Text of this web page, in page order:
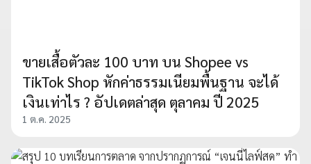
ขายเสื้อตัวละ 100 บาท บน Shopee vs
TikTok Shop หักค่าธรรมเนียมพื้นฐาน จะได้
เงินเท่าไร ? อัปเดตล่าสุด ตุลาคม ปี 2025
1 ต.ค. 2025